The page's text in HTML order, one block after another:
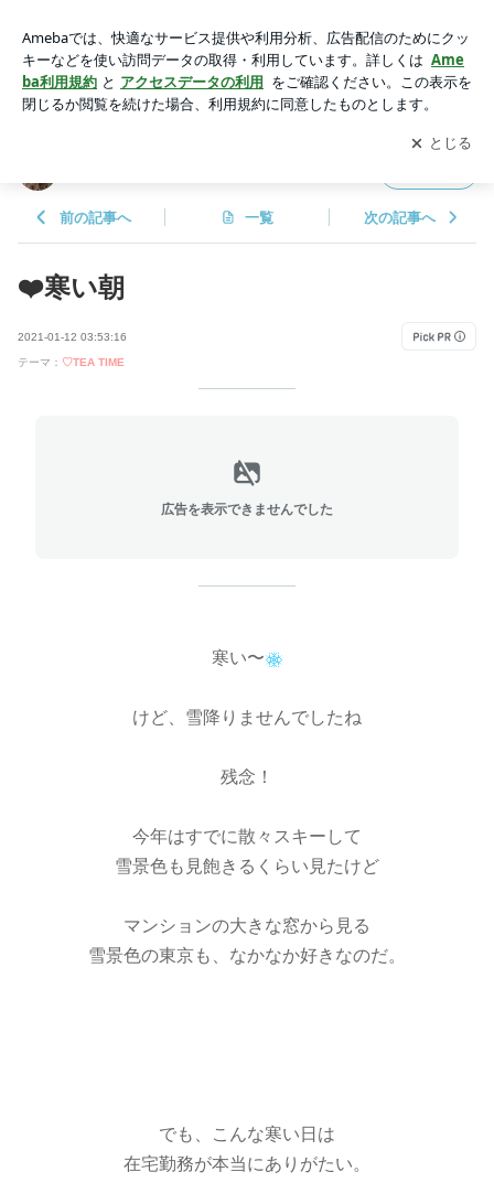
アプリをダウンロードして ブログの更新通知
を受け取りまし
ょう。
開く
前の記事へ 一覧 次の記事へ
❤️寒い朝
2021-01-12 03:53:16
テーマ： ♡TEA TIME
広告を表示できませんでした
寒い〜
けど、雪降りませんでしたね
残念！
今年はすでに散々スキーして
雪景色も見飽きるくらい見たけど
マンションの大きな窓から見る
雪景色の東京も、なかなか好きなのだ。
でも、こんな寒い日は
在宅勤務が本当にありがたい。